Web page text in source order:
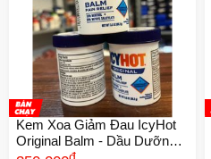
Kem Xoa Giảm Đau IcyHot
Original Balm - Dầu Dưỡng